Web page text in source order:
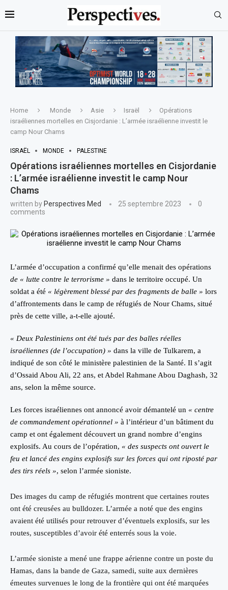
Home Monde Asie Israël
Opérations
israéliennes mortelles en Cisjordanie : L’armée israélienne investit le
camp Nour Chams
ISRAËL MONDE PALESTINE
Opérations israéliennes mortelles en Cisjordanie
: L’armée israélienne investit le camp Nour
Chams
written by Perspectives Med 25 septembre 2023
0
comments
L’armée d’occupation a confirmé qu’elle menait des opérations
de « lutte contre le terrorisme » dans le territoire occupé. Un
soldat a été « légèrement blessé par des fragments de balle » lors
d’affrontements dans le camp de réfugiés de Nour Chams, situé
près de cette ville, a-t-elle ajouté.
« Deux Palestiniens ont été tués par des balles réelles
israéliennes (de l’occupation) » dans la ville de Tulkarem, a
indiqué de son côté le ministère palestinien de la Santé. Il s’agit
d’Ossaid Abou Ali, 22 ans, et Abdel Rahmane Abou Daghash, 32
ans, selon la même source.
Les forces israéliennes ont annoncé avoir démantelé un « centre
de commandement opérationnel » à l’intérieur d’un bâtiment du
camp et ont également découvert un grand nombre d’engins
explosifs. Au cours de l’opération, « des suspects ont ouvert le
feu et lancé des engins explosifs sur les forces qui ont riposté par
des tirs réels », selon l’armée sioniste.
Des images du camp de réfugiés montrent que certaines routes
ont été creusées au bulldozer. L’armée a noté que des engins
avaient été utilisés pour retrouver d’éventuels explosifs, sur les
routes, susceptibles d’avoir été enterrés sous la voie.
L’armée sioniste a mené une frappe aérienne contre un poste du
Hamas, dans la bande de Gaza, samedi, suite aux dernières
émeutes survenues le long de la frontière qui ont été marquées